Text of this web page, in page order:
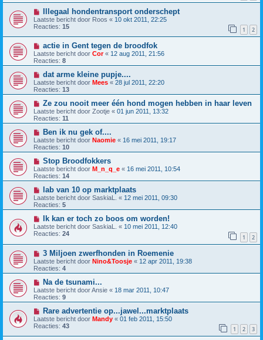
Illegaal hondentransport onderschept
Laatste bericht door Roos « 10 okt 2011, 22:25
Reacties: 15 1 2
actie in Gent tegen de broodfok
Laatste bericht door Cor« 12 aug 2011, 21:56
Reacties: 8
dat arme kleine pupje....
Laatste bericht door Mees « 28 jul 2011, 22:20
Reacties: 13
Ze zou nooit meer één hond mogen hebben in haar leven
Laatste bericht door Zootje « 01 jun 2011, 13:32
Reacties: 11
Ben ik nu gek of....
Laatste bericht door Naomie « 16 mei 2011, 19:17
Reacties: 10
Stop Broodfokkers
Laatste bericht door M_n_q_e « 16 mei 2011, 10:54
Reacties: 14
lab van 10 op marktplaats
Laatste bericht door SaskiaL. « 12 mei 2011, 09:30
Reacties: 5
Ik kan er toch zo boos om worden!
Laatste bericht door SaskiaL. « 10 mei 2011, 12:40
Reacties: 24 1 2
3 Miljoen zwerfhonden in Roemenie
Laatste bericht door Nino&Toosje « 12 apr 2011, 19:38
Reacties: 4
Na de tsunami...
Laatste bericht doorAnsie « 18 mar 2011, 10:47
Reacties: 9
Rare advertentie op...jawel...marktplaats
Laatste bericht door Mandy « 01 feb 2011, 15:50
Reacties: 43 1 2 3